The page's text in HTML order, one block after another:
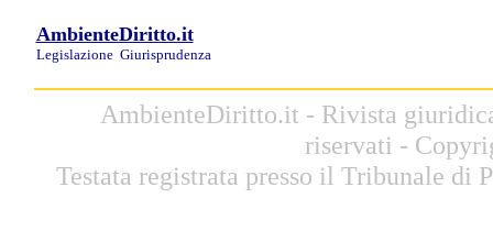
AmbienteDiritto.it
Legislazione Giurisprudenza
AmbienteDiritto.it - Rivista
riservati -
Testata registrata presso il Tribunale di